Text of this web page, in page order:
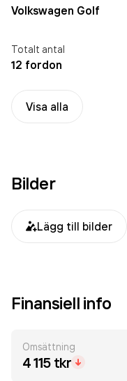
Volkswagen Golf
Totalt antal
12 fordon
Visa alla
Bilder
Lägg till bilder
Finansiell info
Omsättning
4 115 tkr